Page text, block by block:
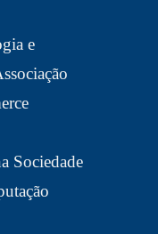
e
Sociedade